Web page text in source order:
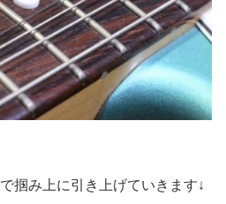
掴み上に引き上げていきます↓